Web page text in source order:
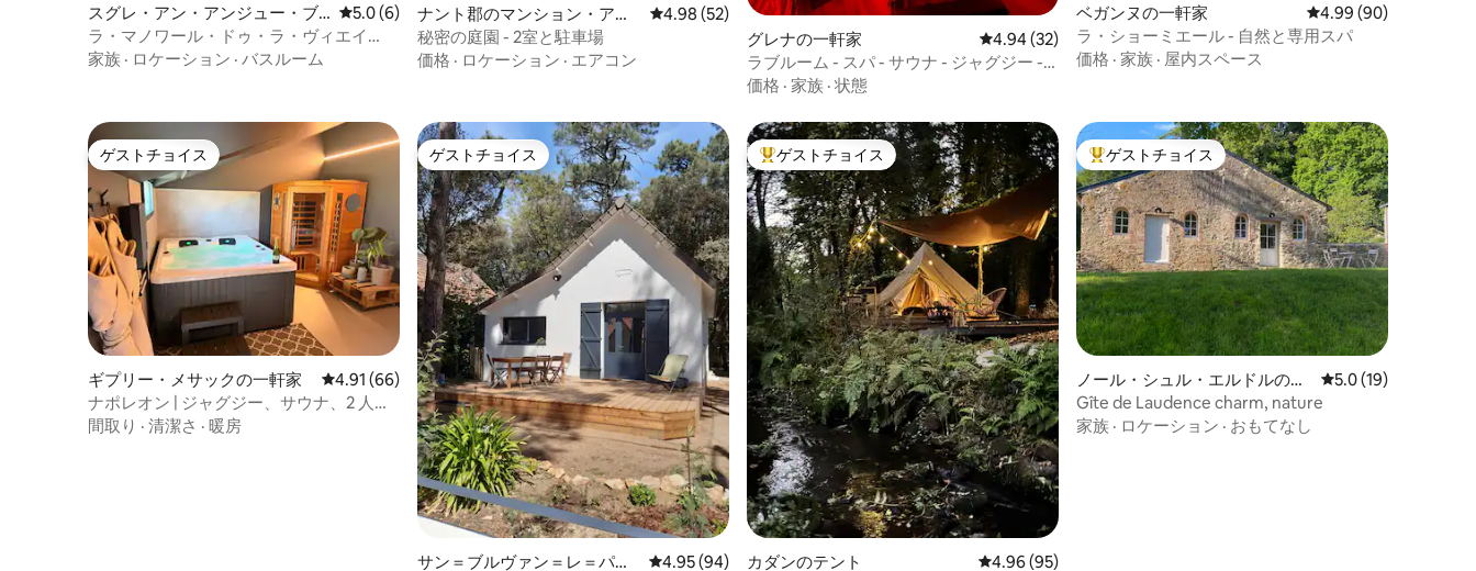
スグレ・アン・アンジュー・ブ
ルーの一軒家
レビュー6件、5つ星中5.0つ星の平均評価
5.0 (6)
ラ・マノワール・ドゥ・ラ・ヴィエイ
ユ・ドゥーヴ（Le Manoir de la Vieille
家族 · ロケーション · バスルーム
ナント郡のマンション・アパ
ート
レビュー52件、5つ星中4.98つ星の平均評価
4.98 (52)
秘密の庭園 - 2室と駐車場
価格 · ロケーション · エアコン
グレナの一軒家 レビュー32件、5つ星中4.94つ星の平均評価
4.94 (32)
ラブルーム - スパ - サウナ - ジャグジー -
シークレットルーム
価格 · 家族 · 状態
ベガンヌの一軒家 レビュー90件、5つ星
4.99 (90)
ラ・ショーミエール - 自然と専用スパ
価格 · 家族 · 屋内スペース
ゲストチョイス
ゲストチョイス
ギプリー・メサックの一軒家 レビュー66件、5つ星中4.91つ星の平均評価
4.91 (66)
ナポレオン | ジャグジー、サウナ、2 人で
の休暇
間取り · 清潔さ · 暖房
ゲストチョイス
ゲストチョイス
サン＝ブルヴァン＝レ＝パン レビュー94件、5つ星中4.95つ星の平均評価
4.95 (94)
大好評のゲストチョイスです。
ゲストチョイス
カダンのテント レビュー95件、5つ星中4.96つ星の平均評価
4.96 (95)
大好評のゲストチョイスです。
ゲストチョイス
ノール・シュル・エルドルの離
れ
レビュー19件、5つ
5.0 (19)
Gîte de Laudence charm, nature
家族 · ロケーション · おもてなし